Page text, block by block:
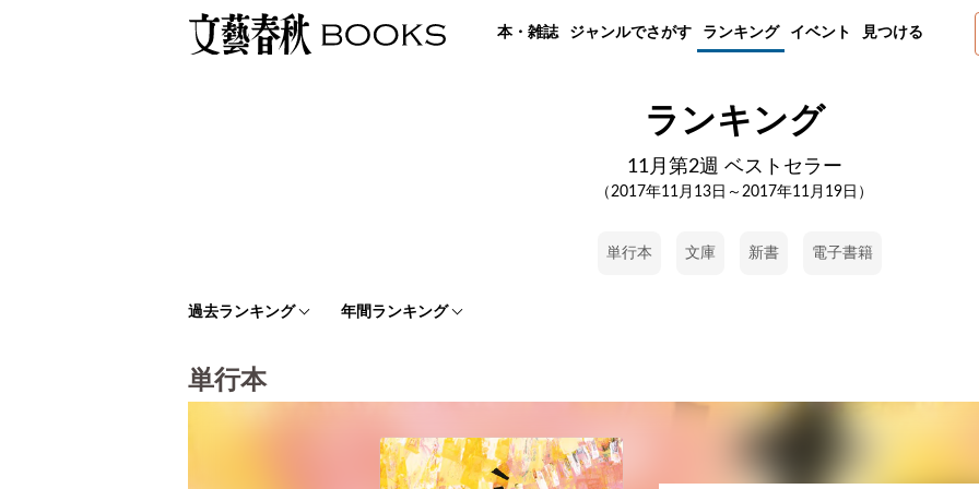
本・雑誌 ジャンルでさがす ランキング イベント 見つける
ランキング
11月第2週 ベストセラー
（2017年11月13日～2017年11月19日）
単行本 文庫 新書 電子書籍
過去ランキング 年間ランキング
単行本